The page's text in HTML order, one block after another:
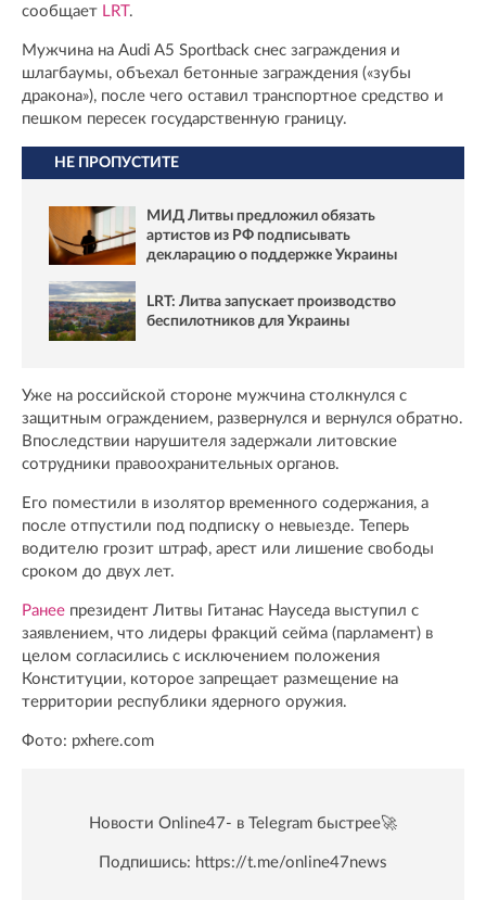
сообщает LRT.
Мужчина на Audi A5 Sportback снес заграждения и
шлагбаумы, объехал бетонные заграждения («зубы
дракона»), после чего оставил транспортное средство и
пешком пересек государственную границу.
НЕ ПРОПУСТИТЕ
МИД Литвы предложил обязать
артистов из РФ подписывать
декларацию о поддержке Украины
LRT: Литва запускает производство
беспилотников для Украины
Уже на российской стороне мужчина столкнулся с
защитным ограждением, развернулся и вернулся обратно.
Впоследствии нарушителя задержали литовские
сотрудники правоохранительных органов.
Его поместили в изолятор временного содержания, а
после отпустили под подписку о невыезде. Теперь
водителю грозит штраф, арест или лишение свободы
сроком до двух лет.
Ранее президент Литвы Гитанас Науседа выступил с
заявлением, что лидеры фракций сейма (парламент) в
целом согласились с исключением положения
Конституции, которое запрещает размещение на
территории республики ядерного оружия.
Фото: pxhere.com
Новости Online47- в Telegram быстрее🚀
Подпишись: https://t.me/online47news